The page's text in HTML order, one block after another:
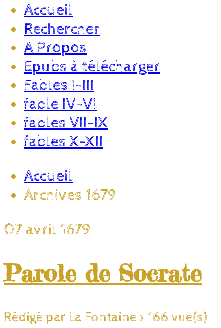
Accueil
Rechercher
A Propos
Epubs à télécharger
Fables I-III
fable IV-VI
fables VII-IX
fables X-XII
Accueil
Archives 1679
07 avril 1679
Parole de Socrate
Rédigé par La Fontaine > 166 vue(s)